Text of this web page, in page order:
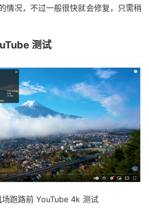
情况，不过一般很快就会修复，只需稍
测试
场跑路前 YouTube 4k 测试